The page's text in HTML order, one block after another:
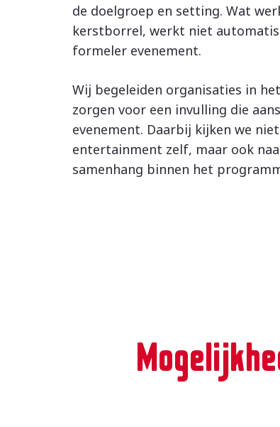
de doelgroep en setting. Wat
kerstborrel, werkt niet
formeler evenement.
Wij begeleiden organisaties in
zorgen voor een invulling die
evenement. Daarbij kijken we
entertainment zelf, maar ook
samenhang binnen het